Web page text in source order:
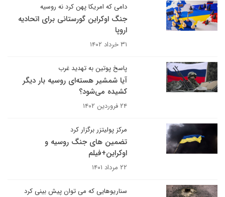
دامی که امریکا پهن کرد نه روسیه
جنگ اوکراین گورستانی برای اتحادیه
اروپا
۳۱ خرداد ۱۴۰۲
پاسخ پوتین به تهدید غرب
آیا شمشیر هسته‌ای روسیه بار دیگر
کشیده می‌شود؟
۲۴ فروردین ۱۴۰۲
مرکز پولیتزر برگزار کرد
تضمین های جنگ روسیه و
اوکراین+فیلم
۲۲ مرداد ۱۴۰۱
سناریوهایی که می توان پیش بینی کرد